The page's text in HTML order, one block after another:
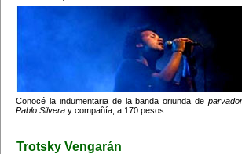
Conocé la indumentaria de la banda oriunda de
Pablo Silvera y compañía, a 170 pesos...
Trotsky Vengarán